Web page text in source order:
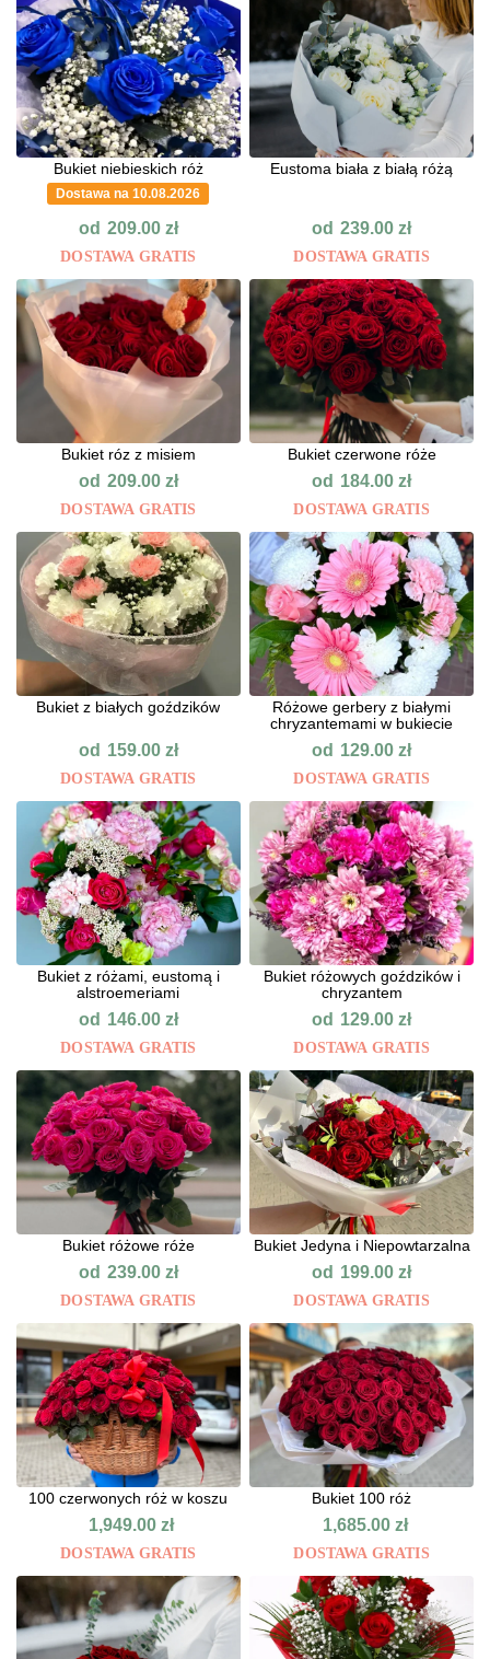
Bukiet niebieskich róż
Dostawa na 10.08.2026
od 209.00 zł
DOSTAWA GRATIS
Eustoma biała z białą różą
od 239.00zł
DOSTAWA GRATIS
Bukiet róz z misiem
od 209.00 zł
DOSTAWA GRATIS
Bukiet czerwone róże
od 184.00zł
DOSTAWA GRATIS
Bukiet z białych goździków
od 159.00 zł
DOSTAWA GRATIS
Różowe gerbery z białymi
chryzantemami w bukiecie
od 129.00zł
DOSTAWA GRATIS
Bukiet z różami, eustomą i
alstroemeriami
od 146.00 zł
DOSTAWA GRATIS
Bukiet różowych goździków i
chryzantem
od 129.00zł
DOSTAWA GRATIS
Bukiet różowe róże
od 239.00 zł
DOSTAWA GRATIS
Bukiet Jedyna i Niepowtarzalna
od 199.00zł
DOSTAWA GRATIS
100 czerwonych róż w koszu
1,949.00zł
DOSTAWA GRATIS
Bukiet 100 róż
1,685.00 zł
DOSTAWA GRATIS